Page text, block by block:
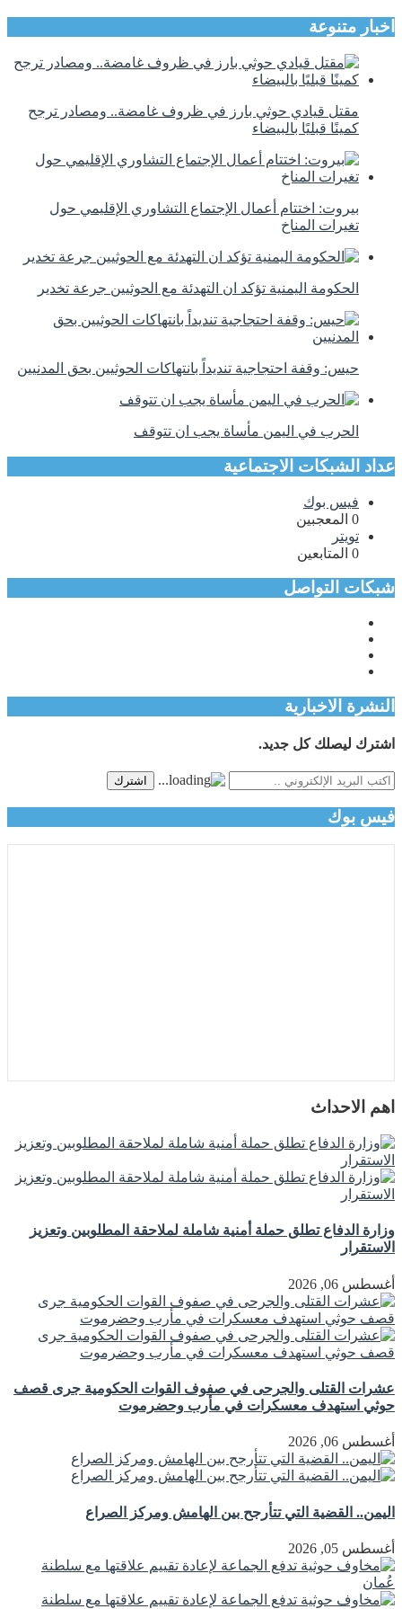
اخبار متنوعة
مقتل قيادي حوثي بارز في ظروف غامضة.. ومصادر ترجح
كمينًا قبليًا بالبيضاء
بيروت: اختتام أعمال الإجتماع التشاوري الإقليمي حول
تغيرات المناخ
الحكومة اليمنية تؤكد ان التهدئة مع الحوثيين جرعة تخدير
حيس: وقفة احتجاجية تنديداً بانتهاكات الحوثيين بحق المدنيين
الحرب في اليمن مأساة يجب ان تتوقف
عداد الشبكات الاجتماعية
فيس بوك
0 المعجبين
تويتر
0 المتابعين
شبكات التواصل
النشرة الاخبارية
اشترك ليصلك كل جديد.
اشترك
فيس بوك
اهم الاحداث
وزارة الدفاع تطلق حملة أمنية شاملة لملاحقة المطلوبين وتعزيز
الاستقرار
أغسطس 06, 2026
عشرات القتلى والجرحى في صفوف القوات الحكومية جرى قصف
حوثي استهدف معسكرات في مأرب وحضرموت
أغسطس 06, 2026
اليمن.. القضية التي تتأرجح بين الهامش ومركز الصراع
أغسطس 05, 2026